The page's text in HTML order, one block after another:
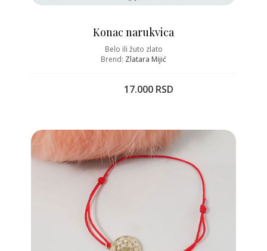
Konac narukvica
Belo ili žuto zlato
Brend: Zlatara Mijić
17.000 RSD